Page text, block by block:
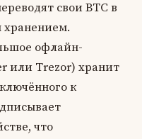
свои BTC в
хранением.
офлайн-
или Trezor) хранит
к
что